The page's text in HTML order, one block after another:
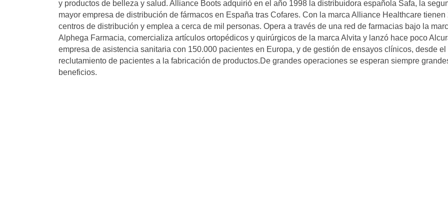
y productos de belleza y salud. Alliance Boots adquirió en el año 1998 la distribuidora española Safa, la
mayor empresa de distribución de fármacos en España tras Cofares. Con la marca Alliance Healthcare tienen
centros de distribución y emplea a cerca de mil personas. Opera a través de una red de farmacias bajo la
Alphega Farmacia, comercializa artículos ortopédicos y quirúrgicos de la marca Alvita y lanzó hace poco
empresa de asistencia sanitaria con 150.000 pacientes en Europa, y de gestión de ensayos clínicos, desde el
reclutamiento de pacientes a la fabricación de productos.De grandes operaciones se esperan siempre
beneficios.